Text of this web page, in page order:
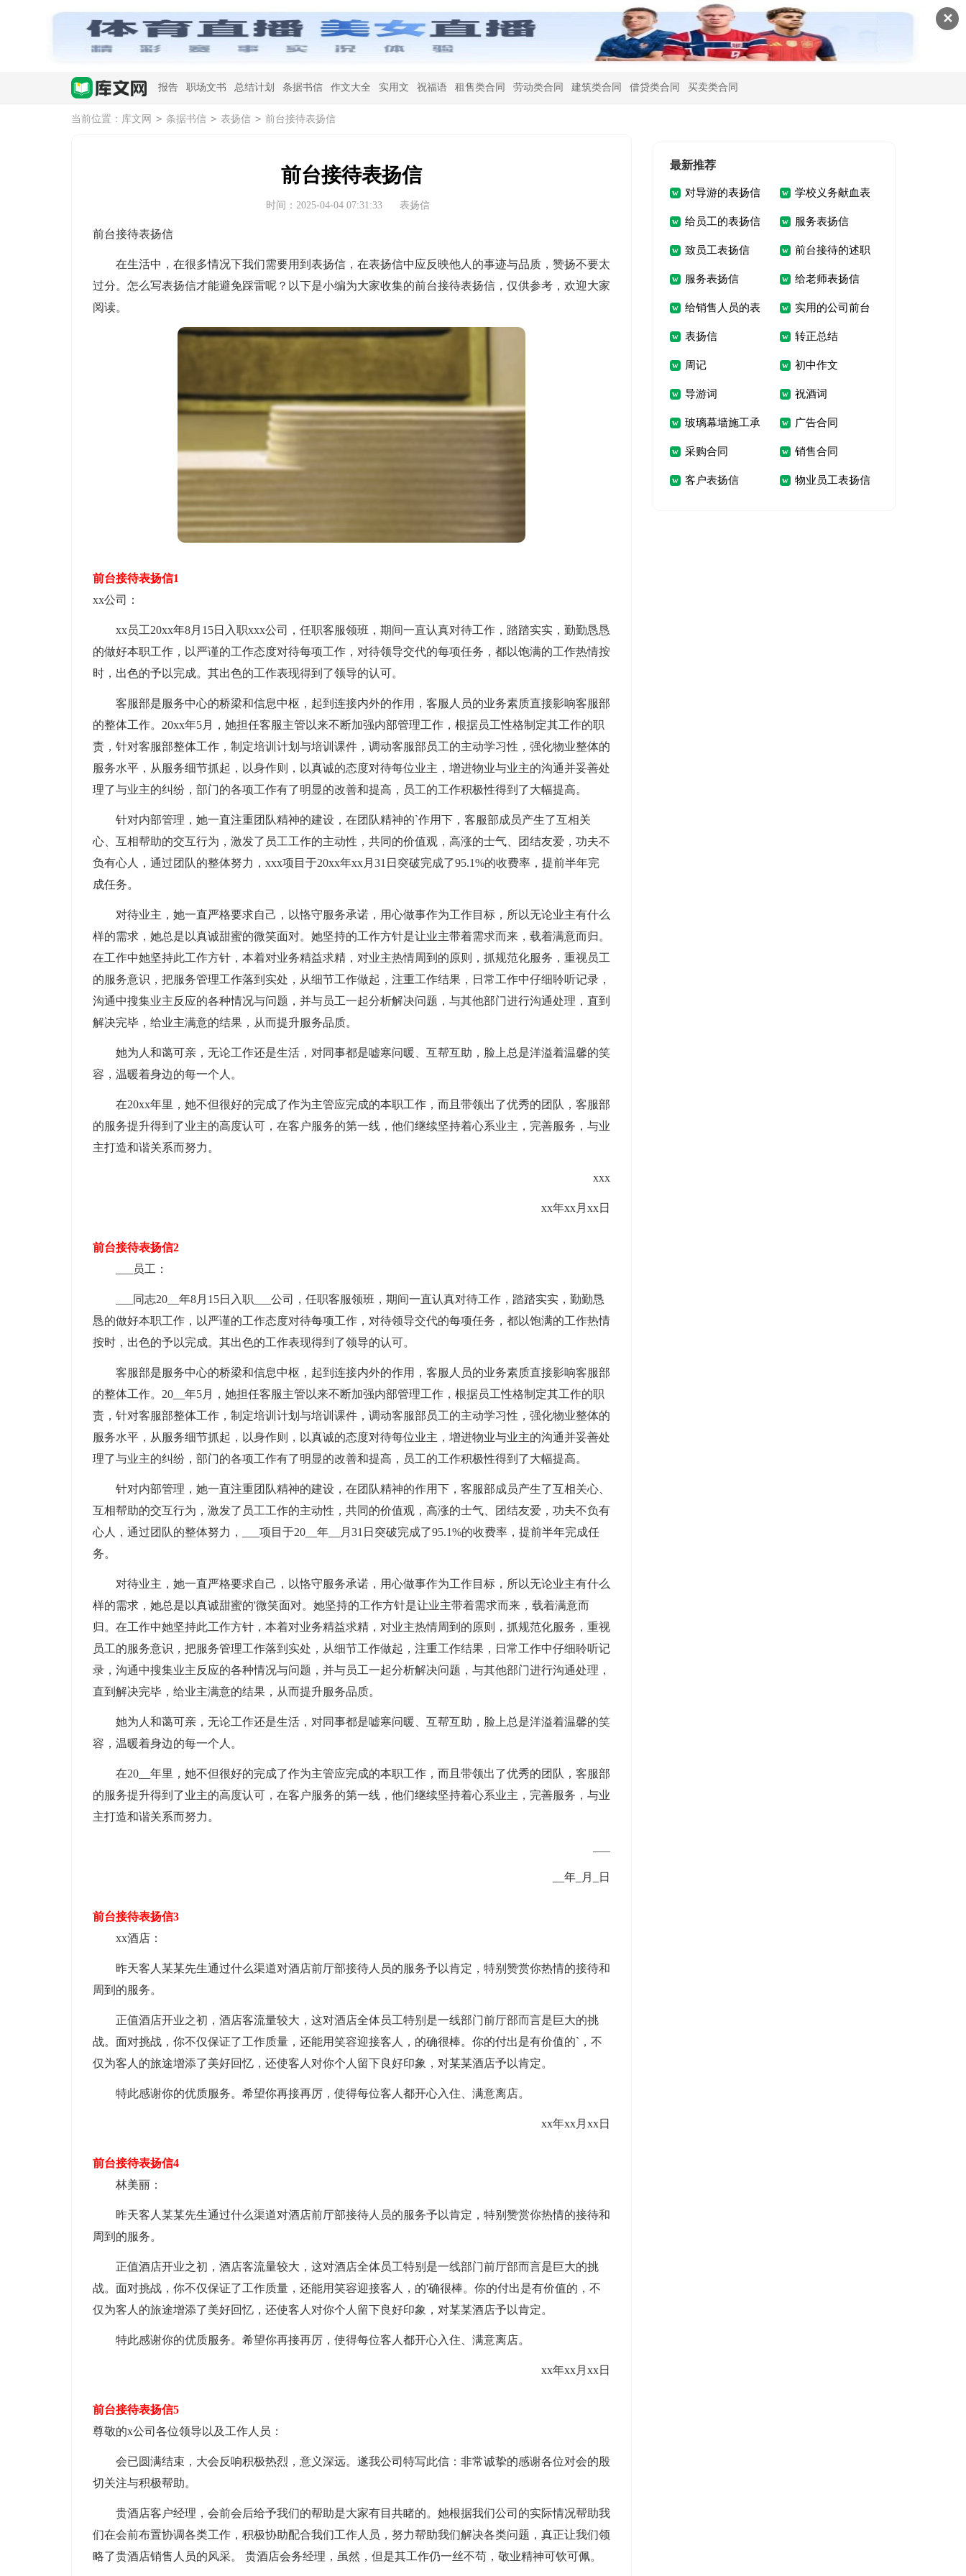
✕
报告 职场文书 总结计划 条据书信 作文大全 实用文 祝福语 租售类合同 劳动类合同 建筑类合同 借贷类合同 买卖类合同
当前位置： 库文网 > 条据书信 > 表扬信 > 前台接待表扬信
前台接待表扬信
时间：2025-04-04 07:31:33 表扬信
前台接待表扬信
在生活中，在很多情况下我们需要用到表扬信，在表扬信中应反映他人的事迹与品质，赞扬不要太
过分。怎么写表扬信才能避免踩雷呢？以下是小编为大家收集的前台接待表扬信，仅供参考，欢迎大家
阅读。
前台接待表扬信1
xx公司：
xx员工20xx年8月15日入职xxx公司，任职客服领班，期间一直认真对待工作，踏踏实实，勤勤恳恳
的做好本职工作，以严谨的工作态度对待每项工作，对待领导交代的每项任务，都以饱满的工作热情按
时，出色的予以完成。其出色的工作表现得到了领导的认可。
客服部是服务中心的桥梁和信息中枢，起到连接内外的作用，客服人员的业务素质直接影响客服部
的整体工作。20xx年5月，她担任客服主管以来不断加强内部管理工作，根据员工性格制定其工作的职
责，针对客服部整体工作，制定培训计划与培训课件，调动客服部员工的主动学习性，强化物业整体的
服务水平，从服务细节抓起，以身作则，以真诚的态度对待每位业主，增进物业与业主的沟通并妥善处
理了与业主的纠纷，部门的各项工作有了明显的改善和提高，员工的工作积极性得到了大幅提高。
针对内部管理，她一直注重团队精神的建设，在团队精神的`作用下，客服部成员产生了互相关
心、互相帮助的交互行为，激发了员工工作的主动性，共同的价值观，高涨的士气、团结友爱，功夫不
负有心人，通过团队的整体努力，xxx项目于20xx年xx月31日突破完成了95.1%的收费率，提前半年完
成任务。
对待业主，她一直严格要求自己，以恪守服务承诺，用心做事作为工作目标，所以无论业主有什么
样的需求，她总是以真诚甜蜜的微笑面对。她坚持的工作方针是让业主带着需求而来，载着满意而归。
在工作中她坚持此工作方针，本着对业务精益求精，对业主热情周到的原则，抓规范化服务，重视员工
的服务意识，把服务管理工作落到实处，从细节工作做起，注重工作结果，日常工作中仔细聆听记录，
沟通中搜集业主反应的各种情况与问题，并与员工一起分析解决问题，与其他部门进行沟通处理，直到
解决完毕，给业主满意的结果，从而提升服务品质。
她为人和蔼可亲，无论工作还是生活，对同事都是嘘寒问暖、互帮互助，脸上总是洋溢着温馨的笑
容，温暖着身边的每一个人。
在20xx年里，她不但很好的完成了作为主管应完成的本职工作，而且带领出了优秀的团队，客服部
的服务提升得到了业主的高度认可，在客户服务的第一线，他们继续坚持着心系业主，完善服务，与业
主打造和谐关系而努力。
xxx
xx年xx月xx日
前台接待表扬信2
___员工：
___同志20__年8月15日入职___公司，任职客服领班，期间一直认真对待工作，踏踏实实，勤勤恳
恳的做好本职工作，以严谨的工作态度对待每项工作，对待领导交代的每项任务，都以饱满的工作热情
按时，出色的予以完成。其出色的工作表现得到了领导的认可。
客服部是服务中心的桥梁和信息中枢，起到连接内外的作用，客服人员的业务素质直接影响客服部
的整体工作。20__年5月，她担任客服主管以来不断加强内部管理工作，根据员工性格制定其工作的职
责，针对客服部整体工作，制定培训计划与培训课件，调动客服部员工的主动学习性，强化物业整体的
服务水平，从服务细节抓起，以身作则，以真诚的态度对待每位业主，增进物业与业主的沟通并妥善处
理了与业主的纠纷，部门的各项工作有了明显的改善和提高，员工的工作积极性得到了大幅提高。
针对内部管理，她一直注重团队精神的建设，在团队精神的作用下，客服部成员产生了互相关心、
互相帮助的交互行为，激发了员工工作的主动性，共同的价值观，高涨的士气、团结友爱，功夫不负有
心人，通过团队的整体努力，___项目于20__年__月31日突破完成了95.1%的收费率，提前半年完成任
务。
对待业主，她一直严格要求自己，以恪守服务承诺，用心做事作为工作目标，所以无论业主有什么
样的需求，她总是以真诚甜蜜的'微笑面对。她坚持的工作方针是让业主带着需求而来，载着满意而
归。在工作中她坚持此工作方针，本着对业务精益求精，对业主热情周到的原则，抓规范化服务，重视
员工的服务意识，把服务管理工作落到实处，从细节工作做起，注重工作结果，日常工作中仔细聆听记
录，沟通中搜集业主反应的各种情况与问题，并与员工一起分析解决问题，与其他部门进行沟通处理，
直到解决完毕，给业主满意的结果，从而提升服务品质。
她为人和蔼可亲，无论工作还是生活，对同事都是嘘寒问暖、互帮互助，脸上总是洋溢着温馨的笑
容，温暖着身边的每一个人。
在20__年里，她不但很好的完成了作为主管应完成的本职工作，而且带领出了优秀的团队，客服部
的服务提升得到了业主的高度认可，在客户服务的第一线，他们继续坚持着心系业主，完善服务，与业
主打造和谐关系而努力。
__年_月_日
前台接待表扬信3
xx酒店：
昨天客人某某先生通过什么渠道对酒店前厅部接待人员的服务予以肯定，特别赞赏你热情的接待和
周到的服务。
正值酒店开业之初，酒店客流量较大，这对酒店全体员工特别是一线部门前厅部而言是巨大的挑
战。面对挑战，你不仅保证了工作质量，还能用笑容迎接客人，的确很棒。你的付出是有价值的`，不
仅为客人的旅途增添了美好回忆，还使客人对你个人留下良好印象，对某某酒店予以肯定。
特此感谢你的优质服务。希望你再接再厉，使得每位客人都开心入住、满意离店。
xx年xx月xx日
前台接待表扬信4
林美丽：
昨天客人某某先生通过什么渠道对酒店前厅部接待人员的服务予以肯定，特别赞赏你热情的接待和
周到的服务。
正值酒店开业之初，酒店客流量较大，这对酒店全体员工特别是一线部门前厅部而言是巨大的挑
战。面对挑战，你不仅保证了工作质量，还能用笑容迎接客人，的'确很棒。你的付出是有价值的，不
仅为客人的旅途增添了美好回忆，还使客人对你个人留下良好印象，对某某酒店予以肯定。
特此感谢你的优质服务。希望你再接再厉，使得每位客人都开心入住、满意离店。
xx年xx月xx日
前台接待表扬信5
尊敬的x公司各位领导以及工作人员：
会已圆满结束，大会反响积极热烈，意义深远。遂我公司特写此信：非常诚挚的感谢各位对会的殷
切关注与积极帮助。
贵酒店客户经理，会前会后给予我们的帮助是大家有目共睹的。她根据我们公司的实际情况帮助我
们在会前布置协调各类工作，积极协助配合我们工作人员，努力帮助我们解决各类问题，真正让我们领
略了贵酒店销售人员的风采。 贵酒店会务经理，虽然，但是其工作仍一丝不苟，敬业精神可钦可佩。
最新推荐
对导游的表扬信 学校义务献血表
扬信
给员工的表扬信 服务表扬信
致员工表扬信 前台接待的述职
报告
服务表扬信 给老师表扬信
给销售人员的表
扬信
实用的公司前台
接待礼仪-前台接待
礼仪规范
表扬信 转正总结
周记 初中作文
导游词 祝酒词
玻璃幕墙施工承
包合同
广告合同
采购合同 销售合同
客户表扬信 物业员工表扬信